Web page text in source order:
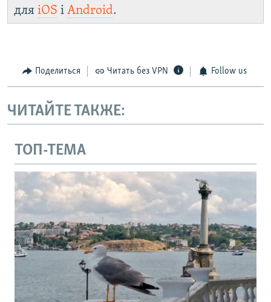
для iOS і Android.
Поделиться Читать без VPN Follow us
ЧИТАЙТЕ ТАКЖЕ:
ТОП-ТЕМА